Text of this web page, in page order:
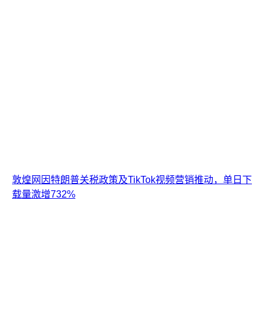
敦煌网因特朗普关税政策及TikTok视频营销推动，单日下
载量激增732%